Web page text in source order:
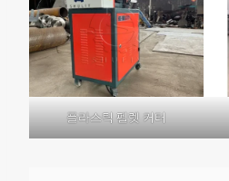
플라스틱 펠렛 커터